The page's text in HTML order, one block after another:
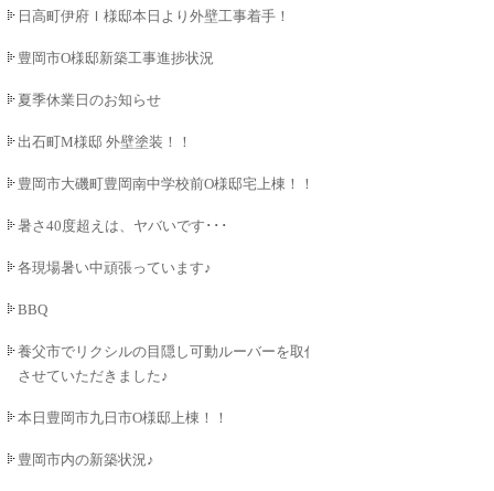
日高町伊府Ｉ様邸本日より外壁工事着手！
豊岡市O様邸新築工事進捗状況
夏季休業日のお知らせ
出石町M様邸 外壁塗装！！
豊岡市大磯町豊岡南中学校前O様邸宅上棟！！
暑さ40度超えは、ヤバいです･･･
各現場暑い中頑張っています♪
BBQ
養父市でリクシルの目隠し可動ルーバーを取付
させていただきました♪
本日豊岡市九日市O様邸上棟！！
豊岡市内の新築状況♪